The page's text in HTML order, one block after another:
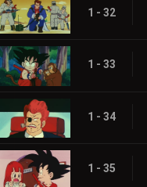
1 - 32
1 - 33
1 - 34
1 - 35